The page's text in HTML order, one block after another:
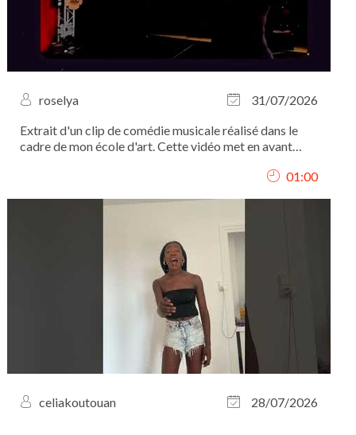
roselya
31/07/2026
Extrait d'un clip de comédie musicale réalisé dans le
cadre de mon école d'art. Cette vidéo met en avant
01:00
celiakoutouan 28/07/2026